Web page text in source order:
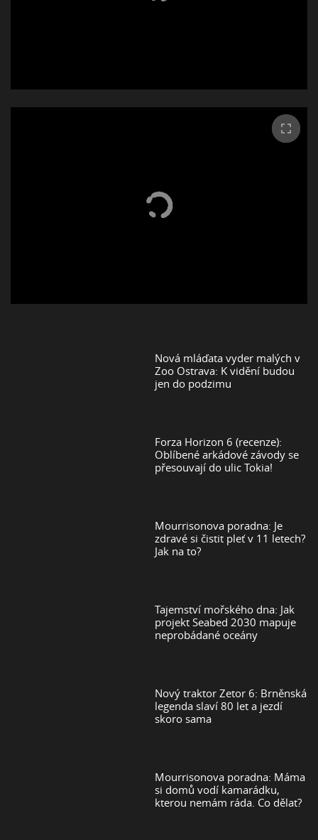
Nová mláďata vyder malých v
Zoo Ostrava: K vidění budou
jen do podzimu
Forza Horizon 6 (recenze):
Oblíbené arkádové závody se
přesouvají do ulic Tokia!
Mourrisonova poradna: Je
zdravé si čistit pleť v 11 letech?
Jak na to?
Tajemství mořského dna: Jak
projekt Seabed 2030 mapuje
neprobádané oceány
Nový traktor Zetor 6: Brněnská
legenda slaví 80 let a jezdí
skoro sama
Mourrisonova poradna: Máma
si domů vodí kamarádku,
kterou nemám ráda. Co dělat?